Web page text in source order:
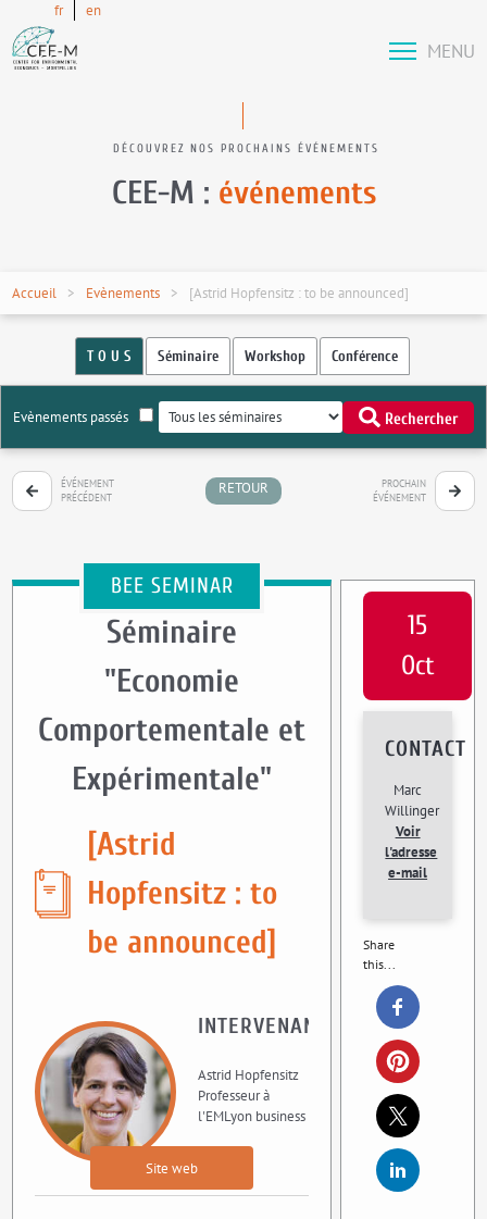
fr en
MENU
DÉCOUVREZ NOS PROCHAINS ÉVÉNEMENTS
CEE-M : événements
Accueil Evènements [Astrid Hopfensitz : to be announced]
T O U S Séminaire Workshop Conférence
Evènements passés Rechercher
ÉVÉNEMENT
PRÉCÉDENT
RETOUR
PROCHAIN
ÉVÉNEMENT
BEE SEMINAR
Séminaire
"Economie
Comportementale et
Expérimentale"
[Astrid
Hopfensitz : to
be announced]
INTERVENANT
Astrid Hopfensitz
Professeur à
l'EMLyon business
Site web
15
Oct
CONTACT
Marc
Willinger
Voir
l'adresse
e-mail
Share
this...